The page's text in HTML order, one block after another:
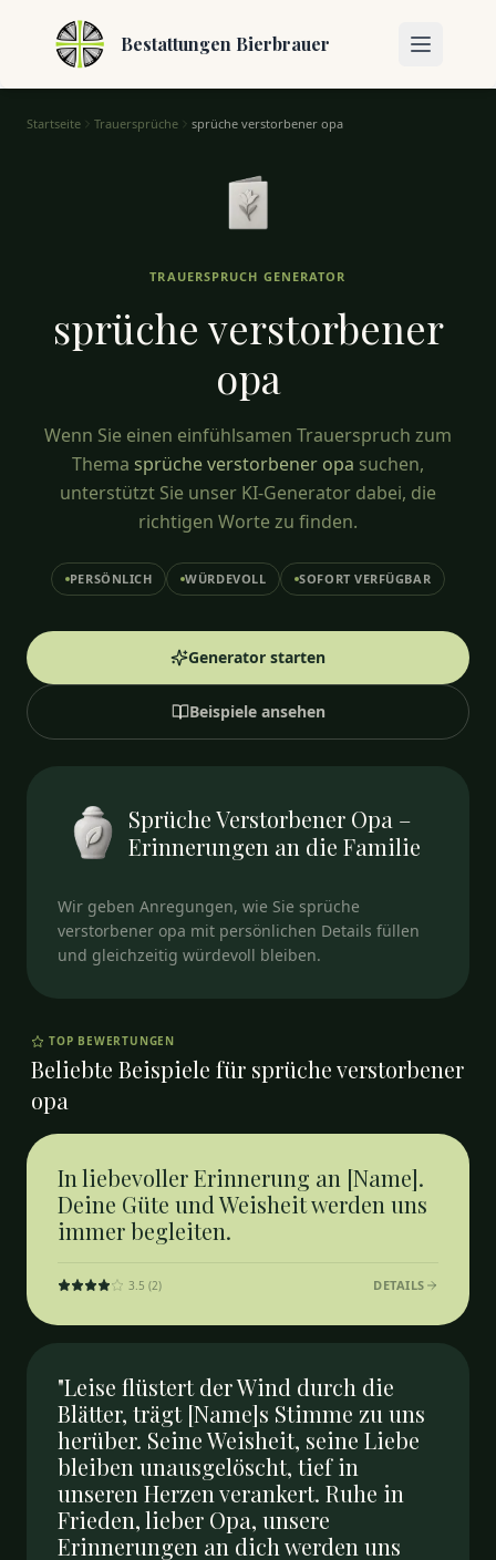
Bestattungen Bierbrauer
Startseite Trauersprüche sprüche verstorbener opa
TRAUERSPRUCH GENERATOR
sprüche verstorbener
opa
Wenn Sie einen einfühlsamen Trauerspruch zum
Thema sprüche verstorbener opa suchen,
unterstützt Sie unser KI-Generator dabei, die
richtigen Worte zu finden.
PERSÖNLICH WÜRDEVOLL SOFORT VERFÜGBAR
Generator starten
Beispiele ansehen
Sprüche Verstorbener Opa –
Erinnerungen an die Familie
Wir geben Anregungen, wie Sie sprüche
verstorbener opa mit persönlichen Details füllen
und gleichzeitig würdevoll bleiben.
TOP BEWERTUNGEN
Beliebte Beispiele für sprüche verstorbener
opa
In liebevoller Erinnerung an [Name].
Deine Güte und Weisheit werden uns
immer begleiten.
3.5 (2) DETAILS
"Leise flüstert der Wind durch die
Blätter, trägt [Name]s Stimme zu uns
herüber. Seine Weisheit, seine Liebe
bleiben unausgelöscht, tief in
unseren Herzen verankert. Ruhe in
Frieden, lieber Opa, unsere
Erinnerungen an dich werden uns